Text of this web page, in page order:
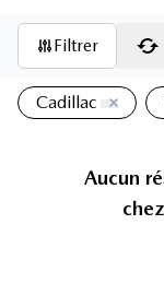
Filtrer
Cadillac
Aucun
chez